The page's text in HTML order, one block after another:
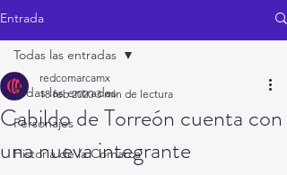
Entrada
Todas las entradas
Personajes
Historia de la Comarca
Todas las entradas
Cabildo de Torreón cuenta con
una nueva integrante
redcomarcamx
18 feb 2020 3 min de lectura